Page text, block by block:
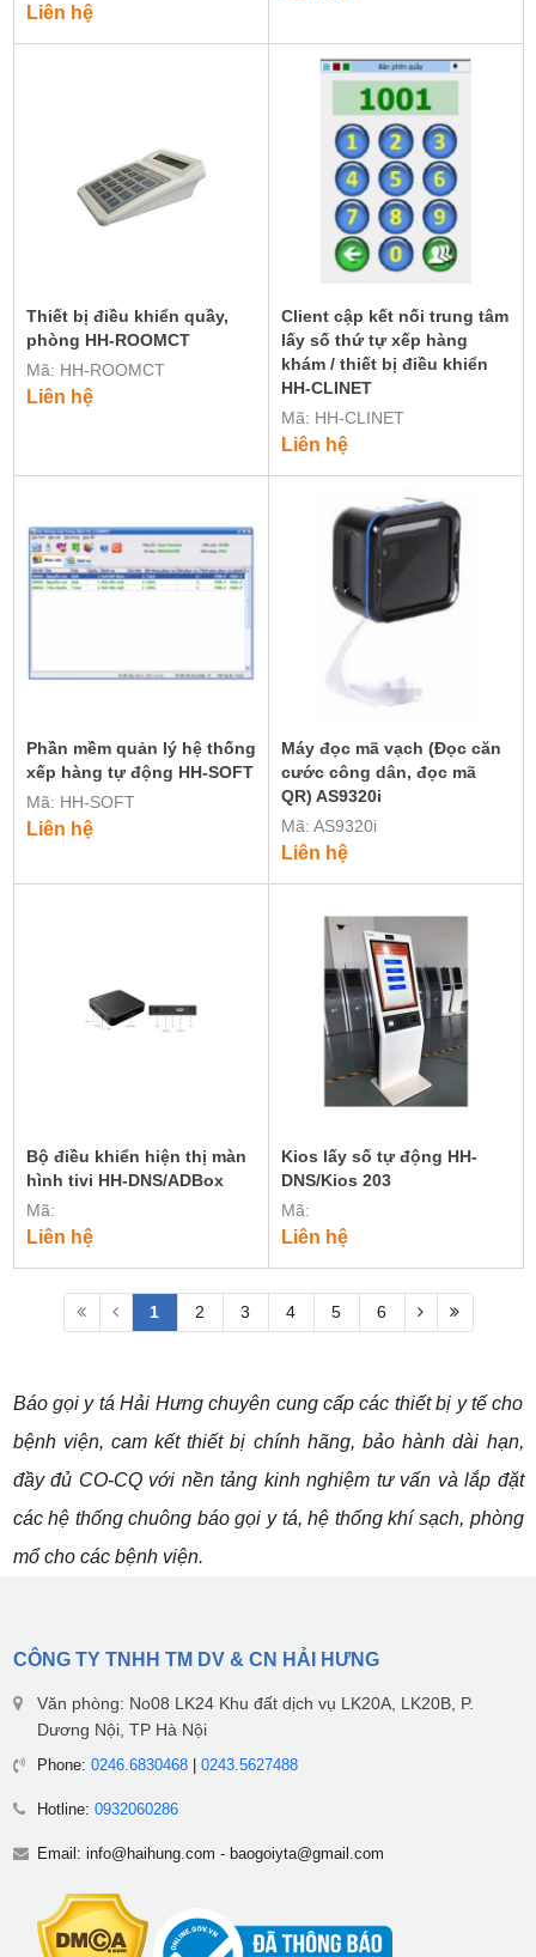
Liên hệ
Thiết bị điều khiển quầy,
phòng HH-ROOMCT
Mã: HH-ROOMCT
Liên hệ
Client cập kết nối trung tâm
lấy số thứ tự xếp hàng
khám / thiết bị điều khiển
HH-CLINET
Mã: HH-CLINET
Liên hệ
Phần mềm quản lý hệ thống
xếp hàng tự động HH-SOFT
Mã: HH-SOFT
Liên hệ
Máy đọc mã vạch (Đọc căn
cước công dân, đọc mã
QR) AS9320i
Mã: AS9320i
Liên hệ
Bộ điều khiển hiện thị màn
hình tivi HH-DNS/ADBox
Mã:
Liên hệ
Kios lấy số tự động HH-
DNS/Kios 203
Mã:
Liên hệ
1 2 3 4 5 6
Báo gọi y tá Hải Hưng chuyên cung cấp các thiết bị y tế cho
bệnh viện, cam kết thiết bị chính hãng, bảo hành dài hạn,
đầy đủ CO-CQ với nền tảng kinh nghiệm tư vấn và lắp đặt
các hệ thống chuông báo gọi y tá, hệ thống khí sạch, phòng
mổ cho các bệnh viện.
CÔNG TY TNHH TM DV & CN HẢI HƯNG
Văn phòng: No08 LK24 Khu đất dịch vụ LK20A, LK20B, P.
Dương Nội, TP Hà Nội
Phone: 0246.6830468| 0243.5627488
Hotline: 0932060286
Email: info@haihung.com - baogoiyta@gmail.com